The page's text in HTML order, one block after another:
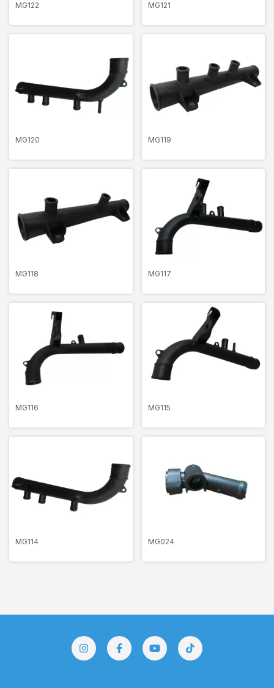
MG122 MG121
MG120 MG119
MG118 MG117
MG116 MG115
MG114 MG024